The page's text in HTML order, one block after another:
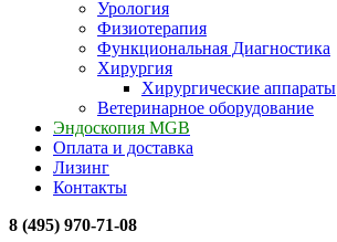
Урология
Физиотерапия
Функциональная Диагностика
Хирургия
Хирургические аппараты
Ветеринарное оборудование
Эндоскопия MGB
Оплата и доставка
Лизинг
Контакты
8 (495) 970-71-08